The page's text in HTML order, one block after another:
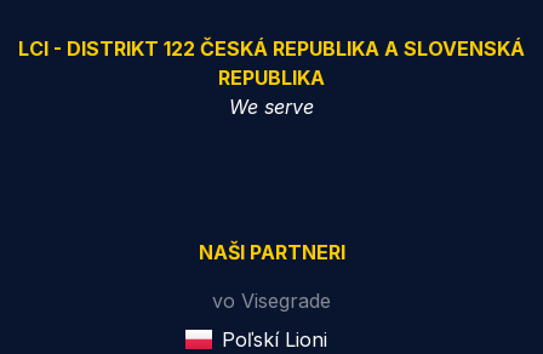
LCI - DISTRIKT 122 ČESKÁ REPUBLIKA A SLOVENSKÁ
REPUBLIKA
We serve
NAŠI PARTNERI
vo Visegrade
Poľskí Lioni